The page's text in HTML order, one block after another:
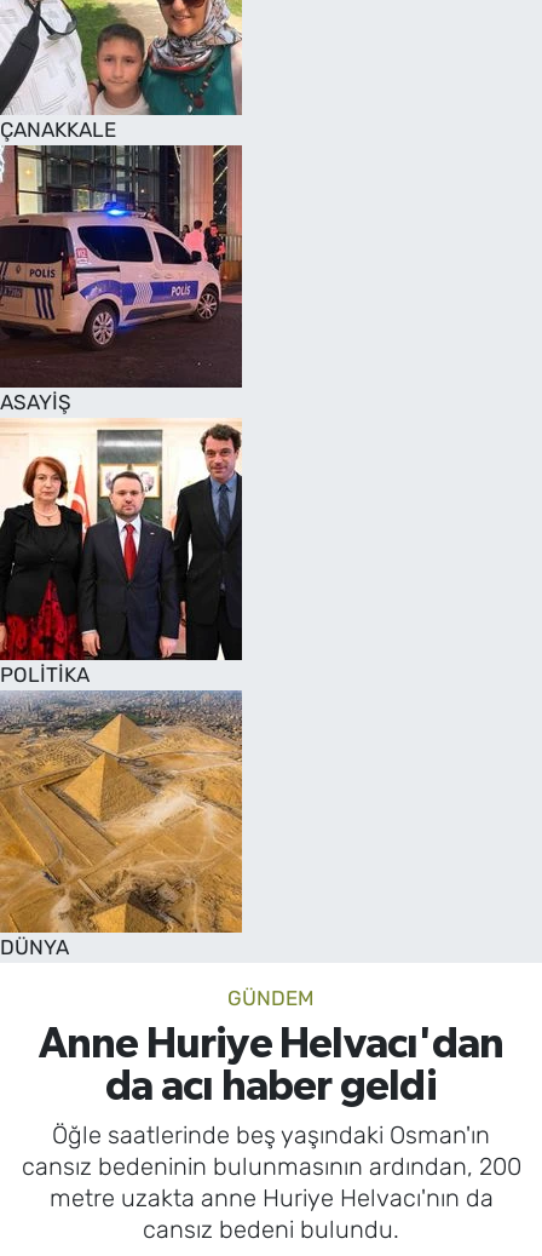
ÇANAKKALE
ASAYİŞ
POLİTİKA
DÜNYA
GÜNDEM
Anne Huriye Helvacı'dan
da acı haber geldi
Öğle saatlerinde beş yaşındaki Osman'ın
cansız bedeninin bulunmasının ardından, 200
metre uzakta anne Huriye Helvacı'nın da
cansız bedeni bulundu.
SAĞLIK
TV REHBERİ